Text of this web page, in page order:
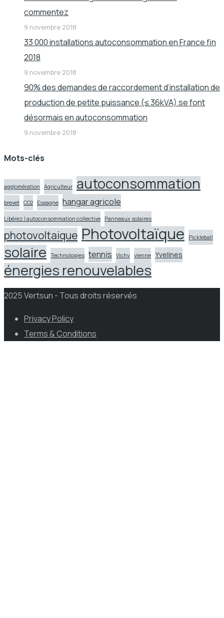
commentez
9 novembre 2018
33 000 installations autoconsommation en France fin
2018
9 novembre 2018
90% des demandes de raccordement d’installation de
production de petite puissance (≤ 36kVA) se font
désormais en autoconsommation
9 novembre 2018
Mots-clés
agglomération Agriculteur autoconsommation
brevet CO2 Espagne hangar agricole
Libérez l autoconsommation collective Panneaux solaires
photovoltaique Photovoltaïque Pickleball
solaire Technologies tennis Vichy vienne Yvelines
énergies renouvelables
2025 Vertsun - Tous droits réservés
Privacy Policy
Terms & Conditions